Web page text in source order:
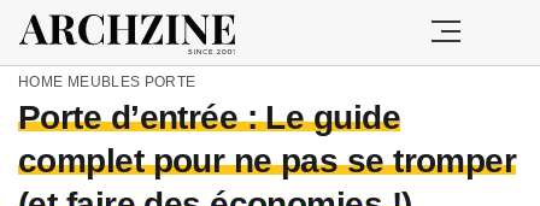
HOME MEUBLES PORTE
Porte d’entrée : Le guide
complet pour ne pas se tromper